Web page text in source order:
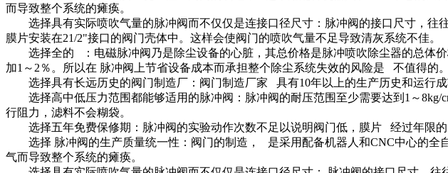
而导致整个系统的瘫痪。
选择具有实际喷吹气量的脉冲阀而不仅仅是连接口径尺寸：脉冲阀的接口尺寸，往
膜片安装在21/2"接口的阀门壳体中。这样会使阀门的喷吹气量不足导致清灰系统不佳。
选择全的 ：电磁脉冲阀乃是除尘设备的心脏，其总价格是脉冲喷吹除尘器的总体
加1～2％。所以在 脉冲阀上节省设备成本而承担整个除尘系统失效的风险是 不值得的。
选择具有长远历史的阀门制造厂：阀门制造厂家 具有10年以上的生产历史和运行成
选择高中低压力范围都能够适用的脉冲阀：脉冲阀的耐压范围至少需要达到1～8kg/
行阻力，滤料不会糊袋。
选择五年免费保修期：脉冲阀的实验动作次数不足以说明阀门低，膜片 经过年限的
选择 脉冲阀的生产质量统一性：阀门的制造， 是采用配备机器人和CNC中心的全
气而导致整个系统的瘫痪。